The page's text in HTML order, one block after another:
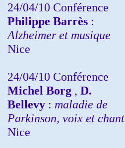
24/04/10 Conférence
Philippe Barrès :
Alzheimer et musique
Nice
24/04/10 Conférence
Michel Borg , D.
Bellevy : maladie de
Parkinson, voix et chant
Nice